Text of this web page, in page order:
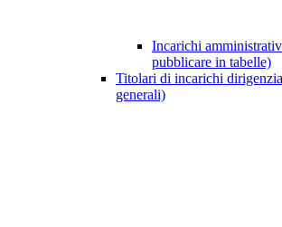
Incarichi
pubblicare in tabelle)
Titolari di incarichi
generali)